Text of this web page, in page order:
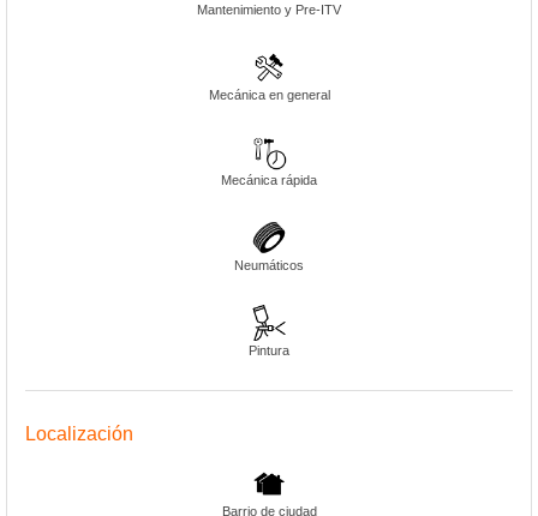
Mantenimiento y Pre-ITV
Mecánica en general
Mecánica rápida
Neumáticos
Pintura
Localización
Barrio de ciudad